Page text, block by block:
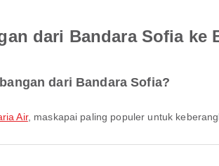
dari Bandara Sofia ke
dari Bandara Sofia?
Air, maskapai paling populer untuk